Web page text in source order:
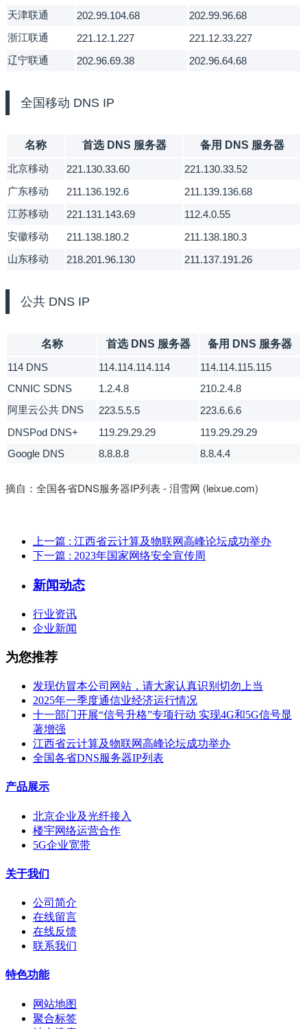
天津联通
202.99.104.68
202.99.96.68
浙江联通
221.12.1.227
221.12.33.227
辽宁联通
202.96.69.38 202.96.64.68
全国移动 DNS IP
名称 首选 DNS 服务器
备用 DNS 服务器
北京移动
221.130.33.60
221.130.33.52
广东移动
211.136.192.6
211.139.136.68
江苏移动
221.131.143.69
112.4.0.55
安徽移动
211.138.180.2
211.138.180.3
山东移动
218.201.96.130 211.137.191.26
公共 DNS IP
名称 首选 DNS 服务器
备用 DNS 服务器
114 DNS
114.114.114.114
114.114.115.115
CNNIC SDNS
1.2.4.8
210.2.4.8
阿里云公共 DNS
223.5.5.5
223.6.6.6
DNSPod DNS+
119.29.29.29
119.29.29.29
Google DNS
8.8.8.8 8.8.4.4
摘自： 全国各省DNS服务器IP列表 - 泪雪网 (leixue.com)
上一篇 : 江西省云计算及物联网高峰论坛成功举办
下一篇 : 2023年国家网络安全宣传周
新闻动态
行业资讯
企业新闻
为您推荐
发现仿冒本公司网站，请大家认真识别切勿上当
2025年一季度通信业经济运行情况
十一部门开展“信号升格”专项行动 实现4G和5G信号显
著增强
江西省云计算及物联网高峰论坛成功举办
全国各省DNS服务器IP列表
产品展示
北京企业及光纤接入
楼宇网络运营合作
5G企业宽带
关于我们
公司简介
在线留言
在线反馈
联系我们
特色功能
网站地图
聚合标签